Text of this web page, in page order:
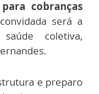
cobranças
será a
coletiva,
e preparo